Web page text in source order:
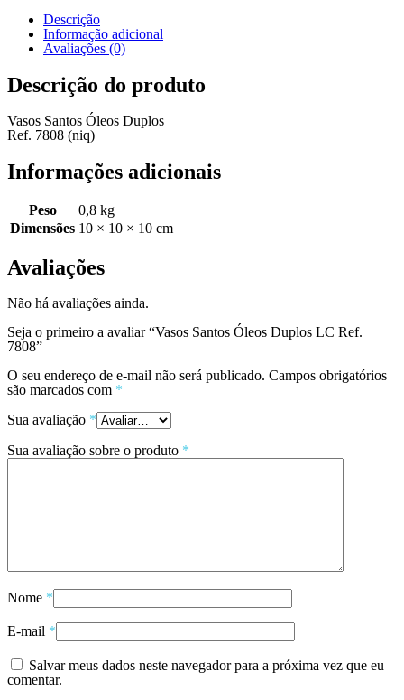
Descrição
Informação adicional
Avaliações (0)
Descrição do produto
Vasos Santos Óleos Duplos
Ref. 7808 (niq)
Informações adicionais
Peso
0,8 kg
Dimensões 10 × 10 × 10 cm
Avaliações
Não há avaliações ainda.
Seja o primeiro a avaliar “Vasos Santos Óleos Duplos LC Ref.
7808”
O seu endereço de e-mail não será publicado. Campos obrigatórios
são marcados com *
Sua avaliação *
Sua avaliação sobre o produto *
Nome *
E-mail *
Salvar meus dados neste navegador para a próxima vez que eu
comentar.